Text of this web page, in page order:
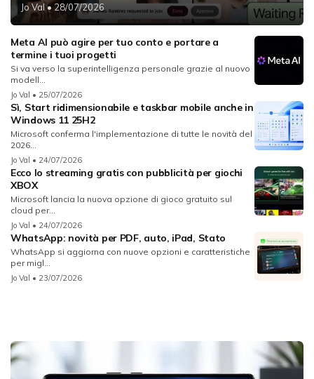
Jo Val• 28/07/2026
Meta AI può agire per tuo conto e portare a
termine i tuoi progetti
Si va verso la superintelligenza personale grazie al nuovo
modell...
Jo Val • 25/07/2026
Sì, Start ridimensionabile e taskbar mobile anche in
Windows 11 25H2
Microsoft conferma l'implementazione di tutte le novità del
2026...
Jo Val • 24/07/2026
Ecco lo streaming gratis con pubblicità per giochi
XBOX
Microsoft lancia la nuova opzione di gioco gratuito sul
cloud per...
Jo Val • 24/07/2026
WhatsApp: novità per PDF, auto, iPad, Stato
WhatsApp si aggiorna con nuove opzioni e caratteristiche
per migl...
Jo Val • 23/07/2026